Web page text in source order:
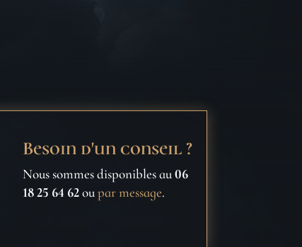
Besoin d'un conseil ?
Nous sommes disponibles au06
18 25 64 62oupar message.